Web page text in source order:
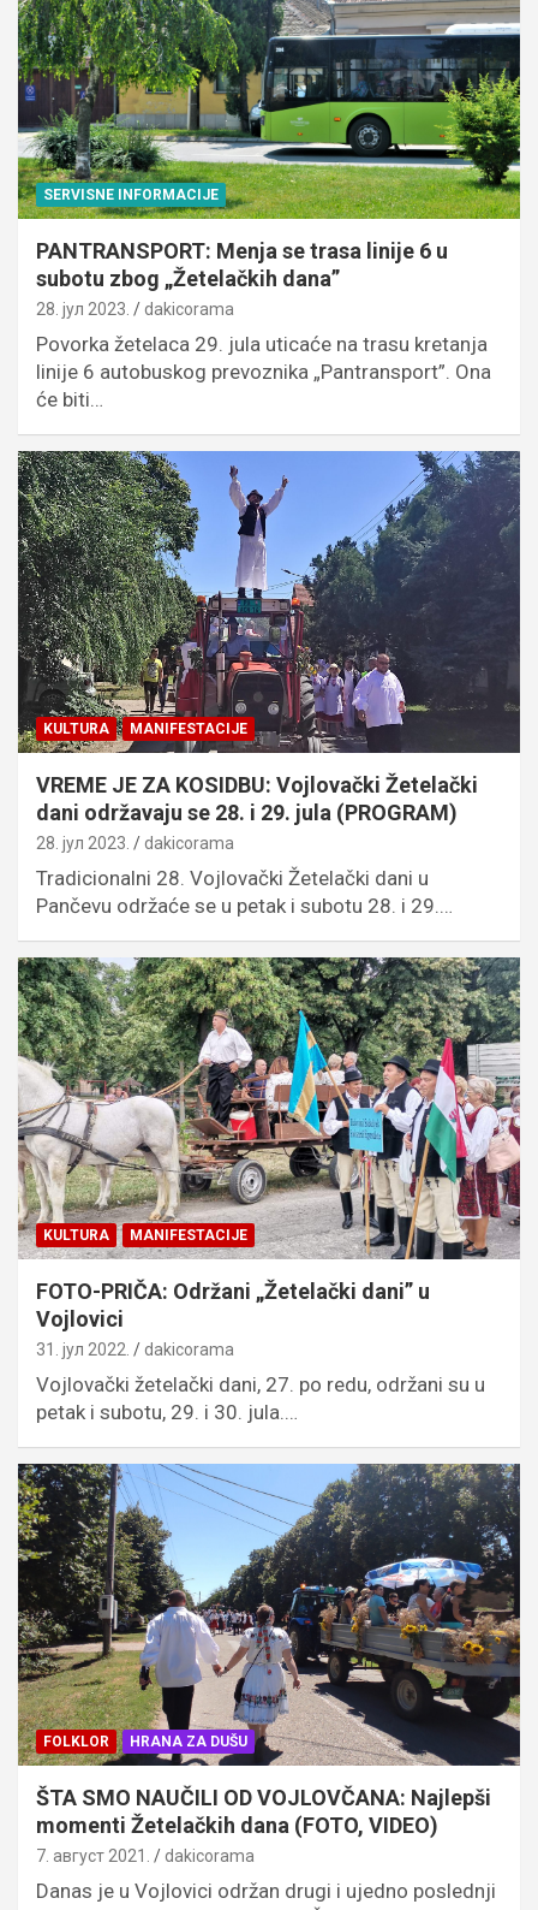
SERVISNE INFORMACIJE
PANTRANSPORT: Menja se trasa linije 6 u
subotu zbog „Žetelačkih dana”
28. јул 2023. dakicorama
Povorka žetelaca 29. jula uticaće na trasu kretanja
linije 6 autobuskog prevoznika „Pantransport”. Ona
će biti…
KULTURA MANIFESTACIJE
VREME JE ZA KOSIDBU: Vojlovački Žetelački
dani održavaju se 28. i 29. jula (PROGRAM)
28. јул 2023. dakicorama
Tradicionalni 28. Vojlovački Žetelački dani u
Pančevu održaće se u petak i subotu 28. i 29.…
KULTURA MANIFESTACIJE
FOTO-PRIČA: Održani „Žetelački dani” u
Vojlovici
31. јул 2022. dakicorama
Vojlovački žetelački dani, 27. po redu, održani su u
petak i subotu, 29. i 30. jula.…
FOLKLOR HRANA ZA DUŠU
ŠTA SMO NAUČILI OD VOJLOVČANA: Najlepši
momenti Žetelačkih dana (FOTO, VIDEO)
7. август 2021. dakicorama
Danas je u Vojlovici održan drugi i ujedno poslednji